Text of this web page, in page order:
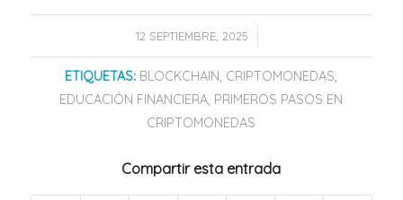
12 SEPTIEMBRE, 2025
/
ETIQUETAS: BLOCKCHAIN, CRIPTOMONEDAS,
EDUCACIÓN FINANCIERA, PRIMEROS PASOS EN
CRIPTOMONEDAS
Compartir esta entrada